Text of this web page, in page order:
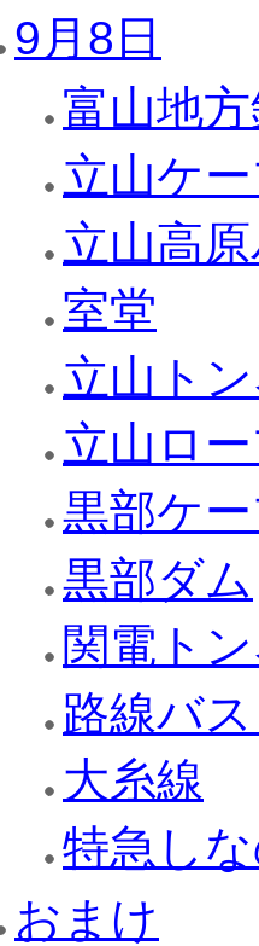
9月8日
富山地
立山ケ
立山高
室堂
立山ト
立山ロ
黒部ケ
黒部ダム
関電ト
路線バ
大糸線
特急し
おまけ